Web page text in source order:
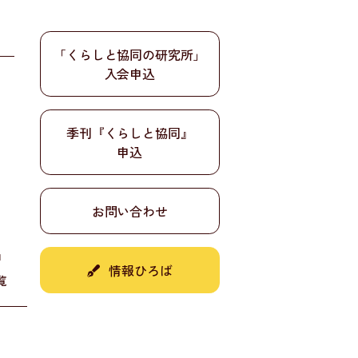
「くらしと協同の研究所」
入会申込
季刊『くらしと協同』
申込
お問い合わせ
情報ひろば